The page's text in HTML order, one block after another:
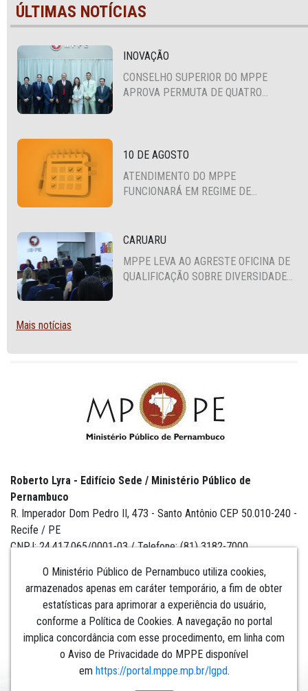
ÚLTIMAS NOTÍCIAS
INOVAÇÃO
CONSELHO SUPERIOR DO MPPE
APROVA PERMUTA DE QUATRO
10 DE AGOSTO
ATENDIMENTO DO MPPE
FUNCIONARÁ EM REGIME DE
CARUARU
MPPE LEVA AO AGRESTE OFICINA DE
QUALIFICAÇÃO SOBRE DIVERSIDADE
Mais notícias
O Ministério Público de Pernambuco utiliza cookies,
armazenados apenas em caráter temporário, a fim de obter
estatísticas para aprimorar a experiência do usuário,
conforme a Política de Cookies. A navegação no portal
implica concordância com esse procedimento, em linha com
o Aviso de Privacidade do MPPE disponível
em https://portal.mppe.mp.br/lgpd.​​​​​​​
Roberto Lyra - Edifício Sede / Ministério Público de
Pernambuco
R. Imperador Dom Pedro II, 473 - Santo Antônio CEP 50.010-240 -
Recife / PE
CNPJ: 24.417.065/0001-03 / Telefone: (81) 3182-7000
Institucional
Comunicação